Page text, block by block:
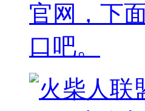
官网，下
口吧。